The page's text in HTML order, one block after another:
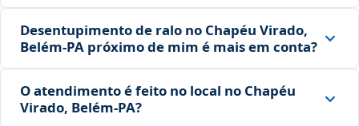
Desentupimento de ralo no Chapéu Virado,
Belém‑PA próximo de mim é mais em conta?
O atendimento é feito no local no Chapéu
Virado, Belém‑PA?